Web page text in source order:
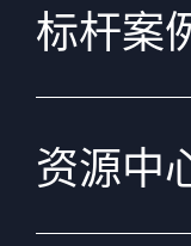
标杆案
资源中